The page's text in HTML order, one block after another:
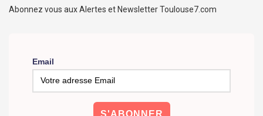
Abonnez vous aux Alertes et Newsletter Toulouse7.com
Email